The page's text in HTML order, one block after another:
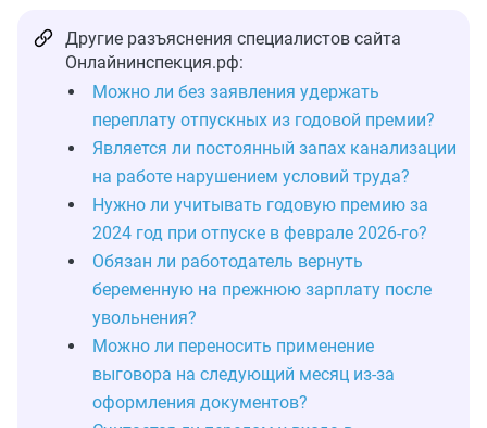
Другие разъяснения специалистов сайта
Онлайнинспекция.рф:
Можно ли без заявления удержать
переплату отпускных из годовой премии?
Является ли постоянный запах канализации
на работе нарушением условий труда?
Нужно ли учитывать годовую премию за
2024 год при отпуске в феврале 2026‑го?
Обязан ли работодатель вернуть
беременную на прежнюю зарплату после
увольнения?
Можно ли переносить применение
выговора на следующий месяц из‑за
оформления документов?